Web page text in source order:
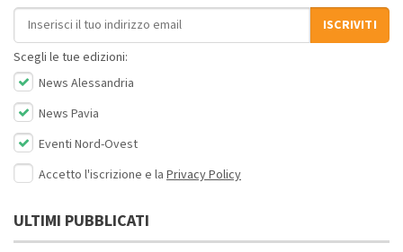
Indirizzo email
ISCRIVITI
Scegli le tue edizioni:
News Alessandria
News Pavia
Eventi Nord-Ovest
Accetto l'iscrizione e la Privacy Policy
ULTIMI PUBBLICATI